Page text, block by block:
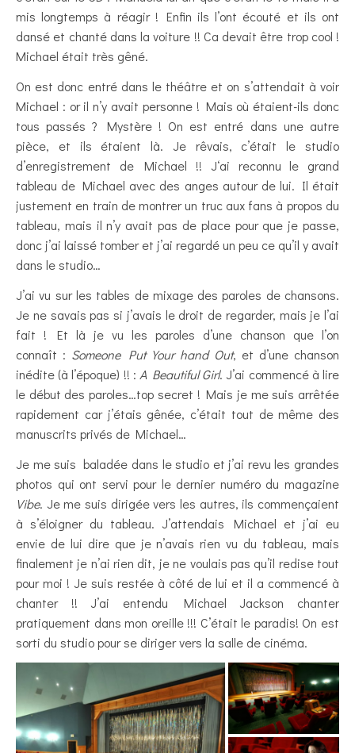
mis longtemps à réagir ! Enfin ils l’ont écouté et ils ont
dansé et chanté dans la voiture !! Ca devait être trop cool !
Michael était très gêné.
On est donc entré dans le théâtre et on s’attendait à voir
Michael : or il n’y avait personne ! Mais où étaient-ils donc
tous passés ? Mystère ! On est entré dans une autre
pièce, et ils étaient là. Je rêvais, c’était le studio
d’enregistrement de Michael !! J‘ai reconnu le grand
tableau de Michael avec des anges autour de lui. Il était
justement en train de montrer un truc aux fans à propos du
tableau, mais il n’y avait pas de place pour que je passe,
donc j’ai laissé tomber et j’ai regardé un peu ce qu’il y avait
dans le studio…
J’ai vu sur les tables de mixage des paroles de chansons.
Je ne savais pas si j’avais le droit de regarder, mais je l’ai
fait ! Et là je vu les paroles d’une chanson que l’on
connaît : Someone Put Your hand Out, et d’une chanson
inédite (à l’époque) !! : A Beautiful Girl. J’ai commencé à lire
le début des paroles…top secret ! Mais je me suis arrêtée
rapidement car j’étais gênée, c’était tout de même des
manuscrits privés de Michael…
Je me suis baladée dans le studio et j’ai revu les grandes
photos qui ont servi pour le dernier numéro du magazine
Vibe. Je me suis dirigée vers les autres, ils commençaient
à s’éloigner du tableau. J’attendais Michael et j’ai eu
envie de lui dire que je n’avais rien vu du tableau, mais
finalement je n’ai rien dit, je ne voulais pas qu’il redise tout
pour moi ! Je suis restée à côté de lui et il a commencé à
chanter !! J’ai entendu Michael Jackson chanter
pratiquement dans mon oreille !!! C’était le paradis! On est
sorti du studio pour se diriger vers la salle de cinéma.